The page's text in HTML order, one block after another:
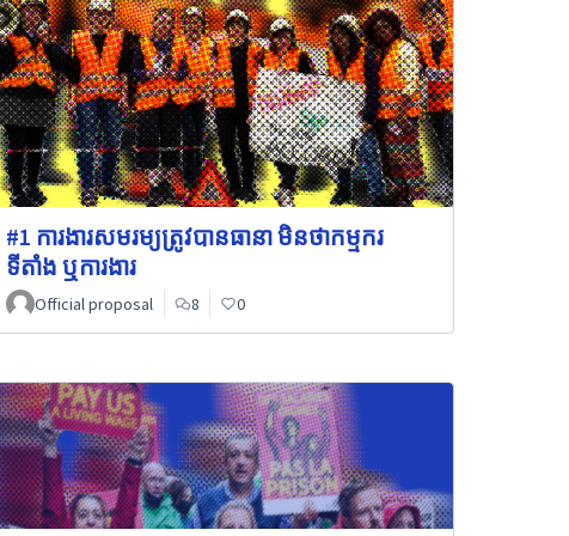
#1 ការងារសមរម្យត្រូវបានធានា មិនថាកម្មករ
ទីតាំង ឬការងារ
Official proposal 8 0